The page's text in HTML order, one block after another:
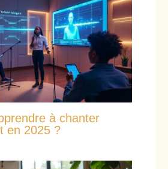
à chanter
en 2025 ?